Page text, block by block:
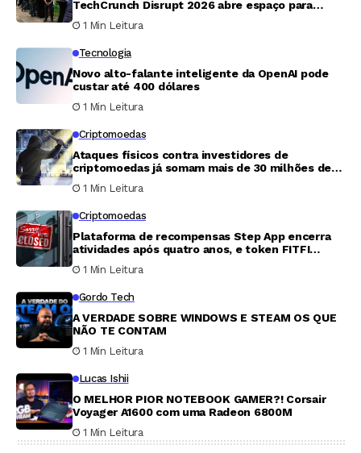
TechCrunch Disrupt 2026 abre espaço para
startups serem vistas por milhares de pessoas
1 Min Leitura
Tecnologia
Novo alto-falante inteligente da OpenAI pode
custar até 400 dólares
1 Min Leitura
Criptomoedas
Ataques físicos contra investidores de
criptomoedas já somam mais de 30 milhões de
dólares em 2026, aponta relatório
1 Min Leitura
Criptomoedas
Plataforma de recompensas Step App encerra
atividades após quatro anos, e token FITFI
despenca 99,9%
1 Min Leitura
Gordo Tech
A VERDADE SOBRE WINDOWS E STEAM OS QUE
NÃO TE CONTAM
1 Min Leitura
Lucas Ishii
O MELHOR PIOR NOTEBOOK GAMER?! Corsair
Voyager A1600 com uma Radeon 6800M
1 Min Leitura